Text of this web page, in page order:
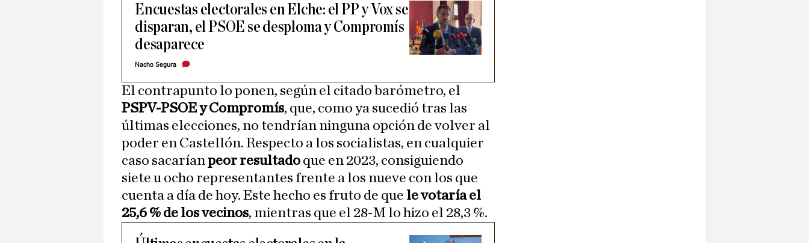
Encuestas electorales en Elche: el PP y Vox se
disparan, el PSOE se desploma y Compromís
desaparece
Nacho Segura
El contrapunto lo ponen, según el citado barómetro, el
PSPV-PSOE y Compromís, que, como ya sucedió tras las
últimas elecciones, no tendrían ninguna opción de volver al
poder en Castellón. Respecto a los socialistas, en cualquier
caso sacarían peor resultado que en 2023, consiguiendo
siete u ocho representantes frente a los nueve con los que
cuenta a día de hoy. Este hecho es fruto de que le votaría el
25,6 % de los vecinos, mientras que el 28-M lo hizo el 28,3 %.